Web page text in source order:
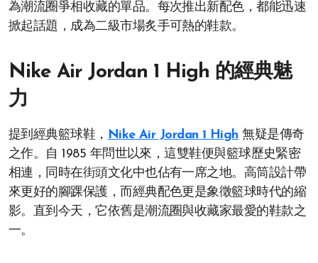
為潮流圈爭相收藏的單品。每次推出新配色，都能迅速
掀起話題，成為二級市場炙手可熱的鞋款。
Nike Air Jordan 1 High 的經典魅
力
提到經典籃球鞋， Nike Air Jordan 1 High 無疑是傳奇
之作。自 1985 年問世以來，這雙鞋便與籃球歷史緊密
相連，同時在街頭文化中也佔有一席之地。高筒設計帶
來更好的腳踝保護，而經典配色更是象徵籃球時代的縮
影。直到今天，它依舊是潮流圈與收藏家最愛的鞋款之
一。